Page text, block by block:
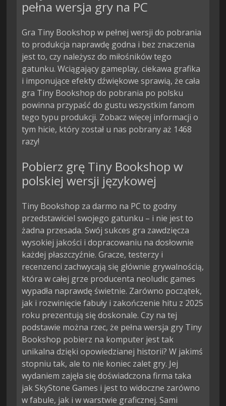
pełna wersja gry na PC
Gra Tiny Bookshop w pełnej wersji do pobrania
to produkcja naprawdę godna i bez znaczenia
jest to, czy należysz do miłośników tego
gatunku. Wciągający gameplay, ciekawa grafika
i imponujące efekty dźwiękowe sprawią, że cała
gra Tiny Bookshop do pobrania po polsku
powinna przypaść do gustu wszystkim fanom
tego typu produkcji. Zobacz więcej informacji o
tym hicie, który został u nas pobrany aż 1468
razy!
Pobierz grę Tiny Bookshop w
polskiej wersji językowej
Tiny Bookshop za darmo na PC to godny
przedstawiciel swojego gatunku – i nie jest to
żadna przesada. Swój sukces gra zawdzięcza
wysokiej jakości i dopracowaniu na dosłownie
każdej płaszczyźnie. Gracze, testerzy i
recenzenci zachwycają się głównie grywalnością,
która w całej grze producenta neoludic games
wypadła naprawdę świetnie. Zarówno początek,
jak i rozwinięcie fabuły i zakończenie hitu z 2025
roku prezentują się doskonale. Czy na tej
podstawie można rzec, że pełna wersja gry Tiny
Bookshop pobierz na komputer jest tak
unikalna dzięki opowiedzianej historii? W jakimś
stopniu tak, ale to nie koniec zalet gry. Jej
wydaniem zajęła się doświadczona firma taka
jak SkyStone Games i jest to widoczne zarówno
w fabule, jak i w warstwie graficznej. Sami